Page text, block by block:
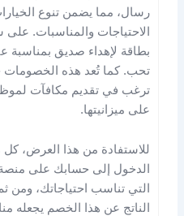
رسال، مما يضمن تنوع
الاحتياجات والمناسبات. على
بطاقة لإهداء صديق بمناسبة
تحب. كما تُعد هذه الخصومات
ترغب في تقديم مكافآت
على ميزانيتها.
للاستفادة من هذا العرض،
الدخول إلى حسابك على منصة
التي تناسب احتياجاتك، ومن
الناتج عن هذا الخصم يجعله